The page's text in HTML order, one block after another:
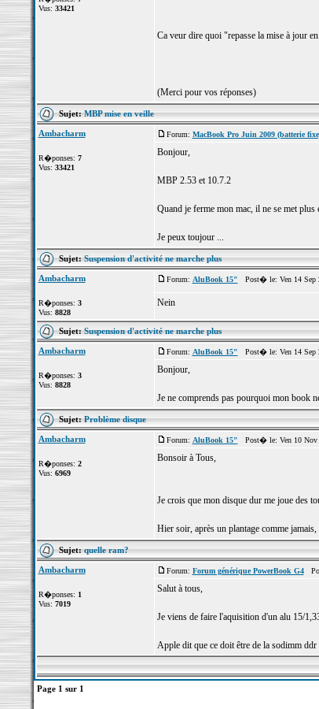
Vus: 33421
Ca veur dire quoi "repasse la mise à jour
(Merci pour vos réponses)
Sujet:MBP mise en veille
Ambacharm
R�ponses: 7
Vus: 33421
Forum: MacBook Pro Juin 2009 (batterie
Bonjour,
MBP 2.53 et 10.7.2
Quand je ferme mon mac, il ne se met
Je peux toujour ...
Sujet:Suspension d'activité ne marche plus
Ambacharm
R�ponses: 3
Vus: 8828
Forum: AluBook 15" Post� le: Ven 14 Sep
Nein
Sujet:Suspension d'activité ne marche plus
Ambacharm
R�ponses: 3
Vus: 8828
Forum: AluBook 15" Post� le: Ven 14 Sep
Bonjour,
Je ne comprends pas pourquoi mon book
Sujet:Problème disque
Ambacharm
R�ponses: 2
Vus: 6969
Forum: AluBook 15" Post� le: Ven 10 Nov
Bonsoir à Tous,
Je crois que mon disque dur me joue des
Hier soir, après un plantage comme
Sujet:quelle ram?
Ambacharm
R�ponses: 1
Vus: 7019
Forum: Forum générique PowerBook G4
Salut à tous,
Je viens de faire l'aquisition d'un alu 15/
Apple dit que ce doit être de la sodimm
Page 1 sur 1